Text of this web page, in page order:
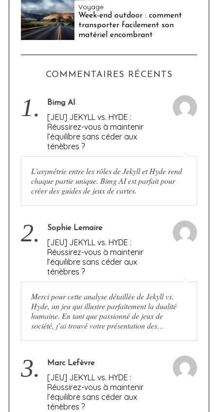
Voyage
Week-end outdoor : comment
transporter facilement son
matériel encombrant
COMMENTAIRES RÉCENTS
1. Bimg AI
[JEU] JEKYLL vs. HYDE :
Réussirez-vous à maintenir
l’équilibre sans céder aux
ténèbres ?
L'asymétrie entre les rôles de Jekyll et Hyde rend
chaque partie unique. Bimg AI est parfait pour
créer des guides de jeux de cartes.
2. Sophie Lemaire
[JEU] JEKYLL vs. HYDE :
Réussirez-vous à maintenir
l’équilibre sans céder aux
ténèbres ?
Merci pour cette analyse détaillée de Jekyll vs.
Hyde, un jeu qui illustre parfaitement la dualité
humaine. En tant que passionné de jeux de
société, j’ai trouvé votre présentation des…
3. Marc Lefèvre
[JEU] JEKYLL vs. HYDE :
Réussirez-vous à maintenir
l’équilibre sans céder aux
ténèbres ?